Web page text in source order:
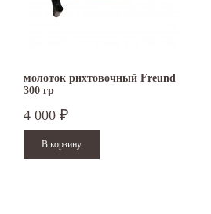
молоток рихтовочный Freund
300 гр
4 000 ₽